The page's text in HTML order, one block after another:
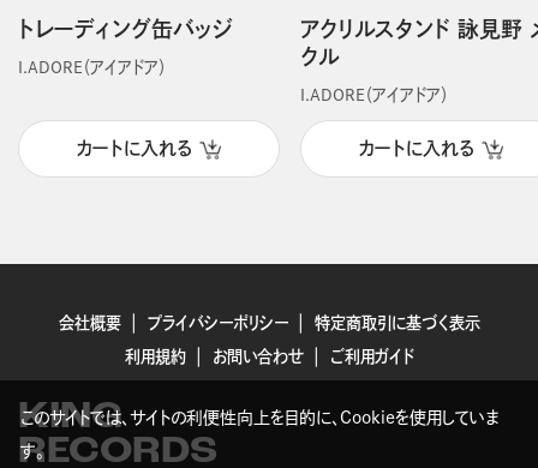
トレーディング缶バッジ
I.ADORE（アイアドア）
カートに入れる
アクリルスタンド 詠見野
クル
I.ADORE（アイアドア）
カートに入れる
会社概要 プライバシーポリシー
特定商取引に基づく表示
利用規約
お問い合わせ ご利用ガイド
KING
RECORDS
このサイトでは、サイトの利便性向上を目的に、Cookieを使用していま
す。